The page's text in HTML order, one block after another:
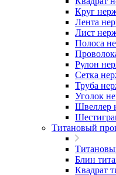
Круг
Лента
Лист
Полоса
Рулон
Сетка
Труба
Уголок
Швеллер
Титановый
Блин
Квадрат